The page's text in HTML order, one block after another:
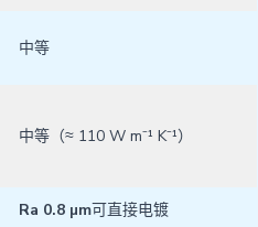
中等
中等（≈ 110 W m⁻¹ K⁻¹）
Ra 0.8 µm可直接电镀